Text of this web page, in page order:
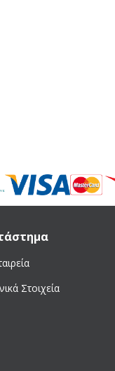
Στοιχεία